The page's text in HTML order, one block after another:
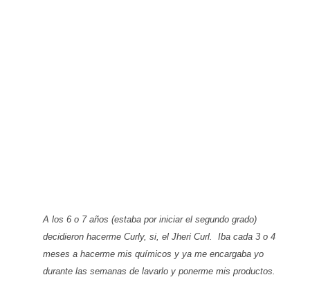
A los 6 o 7 años (estaba por iniciar el segundo grado)
decidieron hacerme Curly, si, el Jheri Curl. Iba cada 3 o 4
meses a hacerme mis químicos y ya me encargaba yo
durante las semanas de lavarlo y ponerme mis productos.